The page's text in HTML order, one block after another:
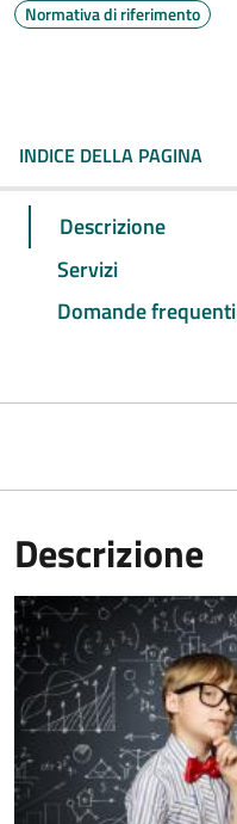
Normativa di riferimento
INDICE DELLA PAGINA
Descrizione
Servizi
Domande frequenti
Descrizione